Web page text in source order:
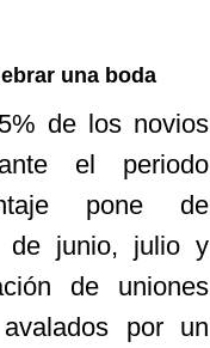
una boda
de los novios
el periodo
pone de
de junio, julio y
de uniones
por un